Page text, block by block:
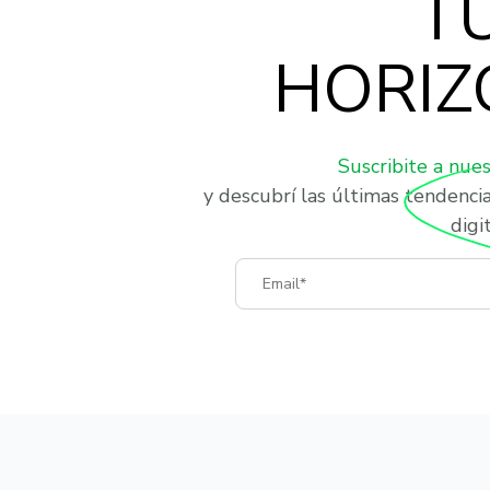
Suscribite a
y descubrí las últimas
Email